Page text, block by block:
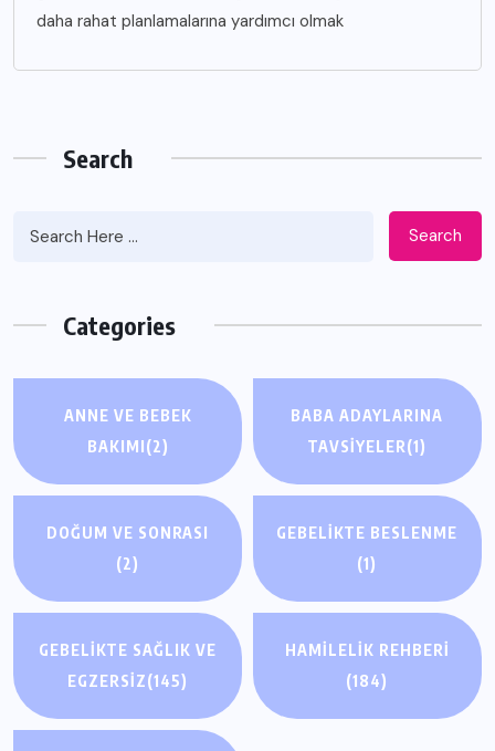
daha rahat planlamalarına yardımcı olmak
Search
Search
Categories
ANNE VE BEBEK
BAKIMI(2)
BABA ADAYLARINA
TAVSIYELER(1)
DOĞUM VE SONRASI
(2)
GEBELIKTE BESLENME
(1)
GEBELIKTE SAĞLIK VE
EGZERSIZ(145)
HAMILELIK REHBERI
(184)